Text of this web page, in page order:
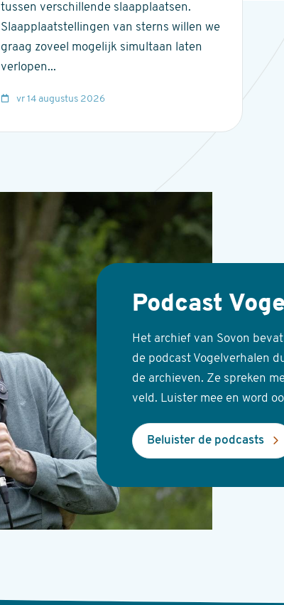
tussen verschillende slaapplaatsen.
Slaapplaatstellingen van sterns willen we
graag zoveel mogelijk simultaan laten
verlopen...
vr 14 augustus 2026
Podcast
Het archief van Sovon
de podcast Vogelverhalen
de archieven. Ze spreken
veld. Luister mee en word
Beluister de podcasts